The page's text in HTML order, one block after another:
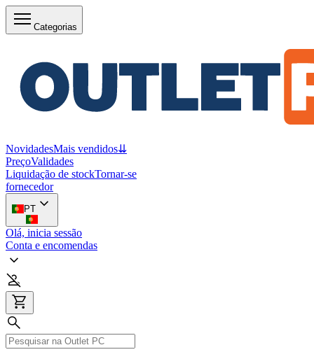
Categorias
NovidadesMais vendidos⇊
PreçoValidades
Liquidação de stockTornar-se
fornecedor
PT
Olá, inicia sessão
Conta e encomendas